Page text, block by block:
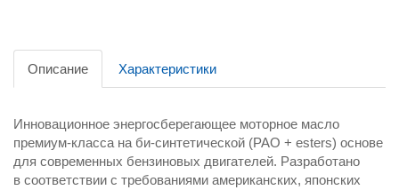
Описание Характеристики
Инновационное энергосберегающее моторное масло
премиум-класса на би-синтетической (PAO + esters) основе
для современных бензиновых двигателей. Разработано
в соответствии с требованиями американских, японских